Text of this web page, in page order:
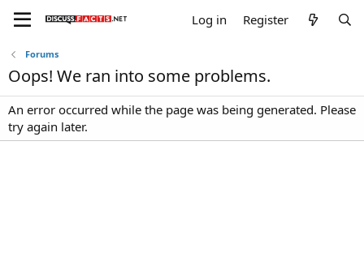
Log in Register
Forums
Oops! We ran into some problems.
An error occurred while the page was being generated. Please
try again later.